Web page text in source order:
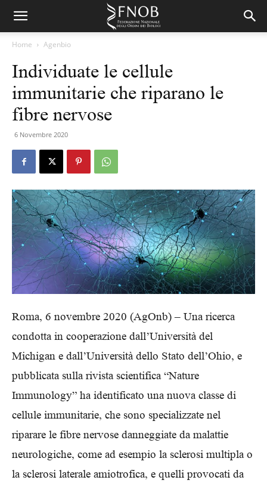
Home Agenbio
Individuate le cellule
immunitarie che riparano le
fibre nervose
6 Novembre 2020
Roma, 6 novembre 2020 (AgOnb) – Una ricerca
condotta in cooperazione dall’Università del
Michigan e dall’Università dello Stato dell’Ohio, e
pubblicata sulla rivista scientifica “Nature
Immunology” ha identificato una nuova classe di
cellule immunitarie, che sono specializzate nel
riparare le fibre nervose danneggiate da malattie
neurologiche, come ad esempio la sclerosi multipla o
la sclerosi laterale amiotrofica, e quelli provocati da